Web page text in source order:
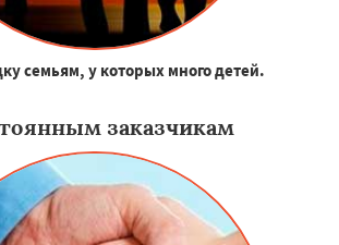
семьям, у которых много детей.
заказчикам